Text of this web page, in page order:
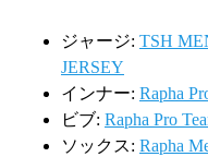
ジャージ: TSH
JERSEY
インナー: Rapha
ビブ: Rapha Pro
ソックス: Rapha